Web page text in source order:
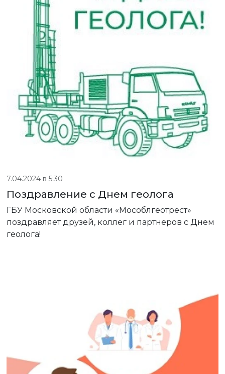
Поздравление с Днем геолога
ГБУ Московской области «Мособлгеотрест»
поздравляет друзей, коллег и партнеров с Днем
геолога!
7.04.2024 в 5:30